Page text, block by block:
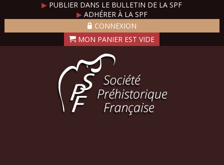
▶ PUBLIER DANS LE BULLETIN DE LA SPF
▶ADHÉRER À LA SPF
CONNEXION